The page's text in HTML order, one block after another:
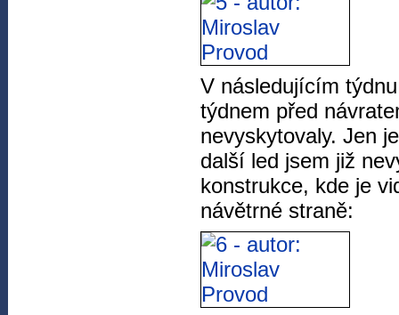
V následujícím
týdnem před
nevyskytovaly. Jen
další led jsem již
konstrukce, kde je
návětrné straně: